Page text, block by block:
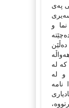
پەى
و
كە لە
و لە
نامە